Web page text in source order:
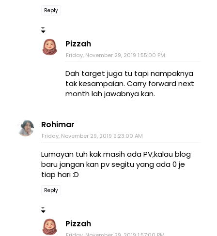
Reply
Pizzah
Friday, November 29, 2019 1:55:00 PM
Dah target juga tu tapi nampaknya
tak kesampaian. Carry forward next
month lah jawabnya kan.
Rohimar
Friday, November 29, 2019 9:23:00 AM
Lumayan tuh kak masih ada PV,kalau blog
baru jangan kan pv segitu yang ada 0 je
tiap hari :D
Reply
Pizzah